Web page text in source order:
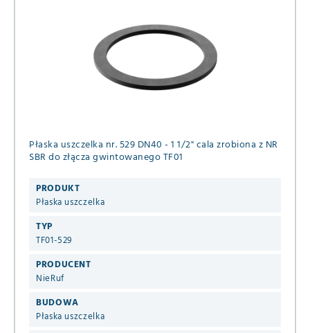
Płaska uszczelka nr. 529 DN40 - 1 1/2" cala zrobiona z NR
SBR do złącza gwintowanego TF01
PRODUKT
Płaska uszczelka
TYP
TF01-529
PRODUCENT
NieRuf
BUDOWA
Płaska uszczelka